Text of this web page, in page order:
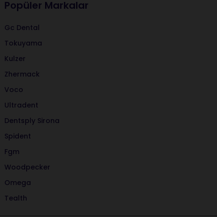
Popüler Markalar
Gc Dental
Tokuyama
Kulzer
Zhermack
Voco
Ultradent
Dentsply Sirona
Spident
Fgm
Woodpecker
Omega
Tealth